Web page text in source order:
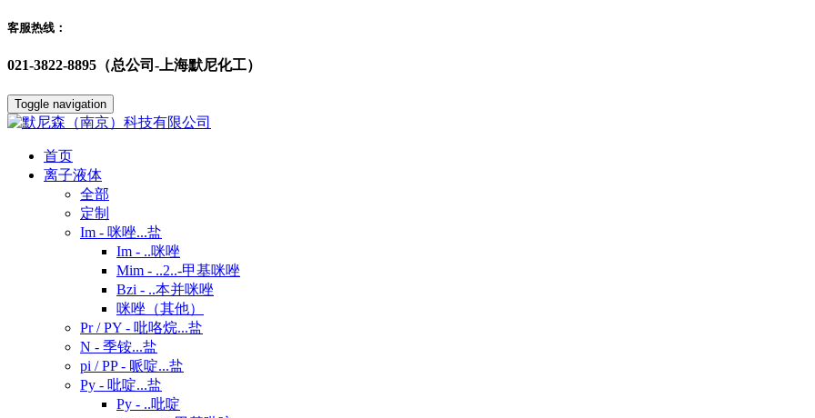
客服热线：
021-3822-8895（总公司-上海默尼化工）
Toggle navigation
首页
离子液体
全部
定制
Im - 咪唑...盐
Im - ..咪唑
Mim - ..2..-甲基咪唑
Bzi - ..本并咪唑
咪唑（其他）
Pr / PY - 吡咯烷...盐
N - 季铵...盐
pi / PP - 哌啶...盐
Py - 吡啶...盐
Py - ..吡啶